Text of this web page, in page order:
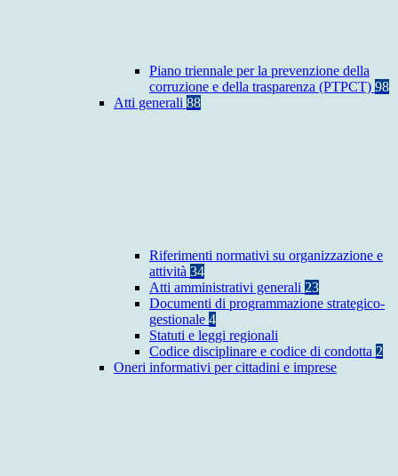
Piano triennale per la prevenzione della
corruzione e della trasparenza (PTPCT) 98
Atti generali 88
Riferimenti normativi su organizzazione e
attività 34
Atti amministrativi generali 23
Documenti di programmazione strategico-
gestionale 4
Statuti e leggi regionali
Codice disciplinare e codice di condotta 2
Oneri informativi per cittadini e imprese